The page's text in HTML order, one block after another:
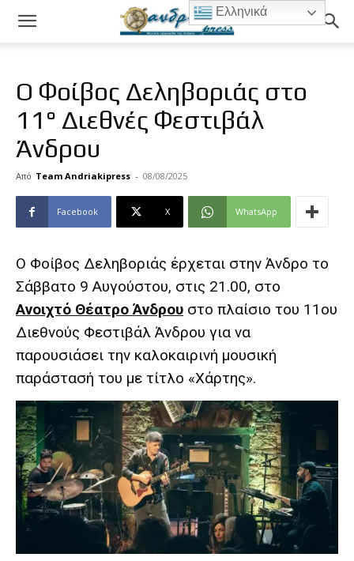
Ο Φοίβος Δεληβοριάς στο
11° Διεθνές Φεστιβάλ
Άνδρου
Από Team Andriakipress - 08/08/2025
Facebook X WhatsApp
Ο Φοίβος Δεληβοριάς έρχεται στην Άνδρο το
Σάββατο 9 Αυγούστου, στις 21.00, στο
Ανοιχτό Θέατρο Άνδρου στο πλαίσιο του 11ου
Διεθνούς Φεστιβάλ Άνδρου για να
παρουσιάσει την καλοκαιρινή μουσική
παράστασή του με τίτλο «Χάρτης».
Ελληνικά